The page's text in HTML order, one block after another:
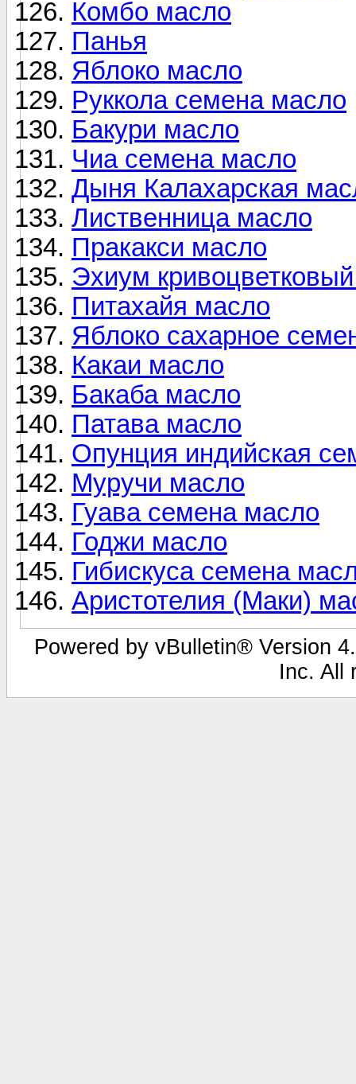
Комбо масло
Панья
Яблоко масло
Руккола семена масло
Бакури масло
Чиа семена масло
Дыня Калахарская
Лиственница масло
Пракакси масло
Эхиум
Питахайя масло
Яблоко сахарное
Какаи масло
Бакаба масло
Патава масло
Опунция индийская
Муручи масло
Гуава семена масло
Годжи масло
Гибискуса семена
Аристотелия (Маки)
Powered by vBulletin® Version
Inc. All